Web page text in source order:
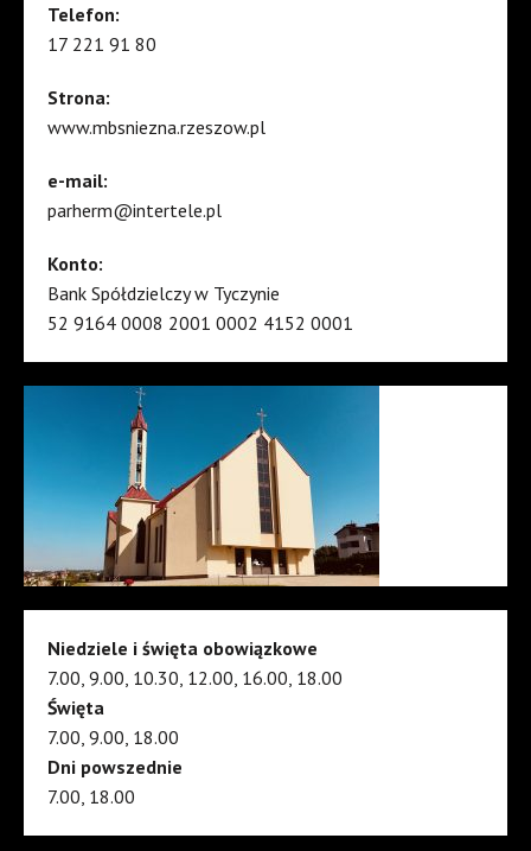
Telefon:
17 221 91 80
Strona:
www.mbsniezna.rzeszow.pl
e-mail:
parherm@intertele.pl
Konto:
Bank Spółdzielczy w Tyczynie
52 9164 0008 2001 0002 4152 0001
Niedziele i święta obowiązkowe
7.00, 9.00, 10.30, 12.00, 16.00, 18.00
Święta
7.00, 9.00, 18.00
Dni powszednie
7.00, 18.00